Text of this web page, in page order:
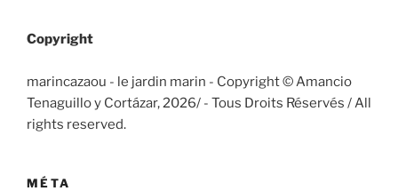
Copyright
marincazaou - le jardin marin - Copyright © Amancio
Tenaguillo y Cortázar, 2026/ - Tous Droits Réservés / All
rights reserved.
MÉTA